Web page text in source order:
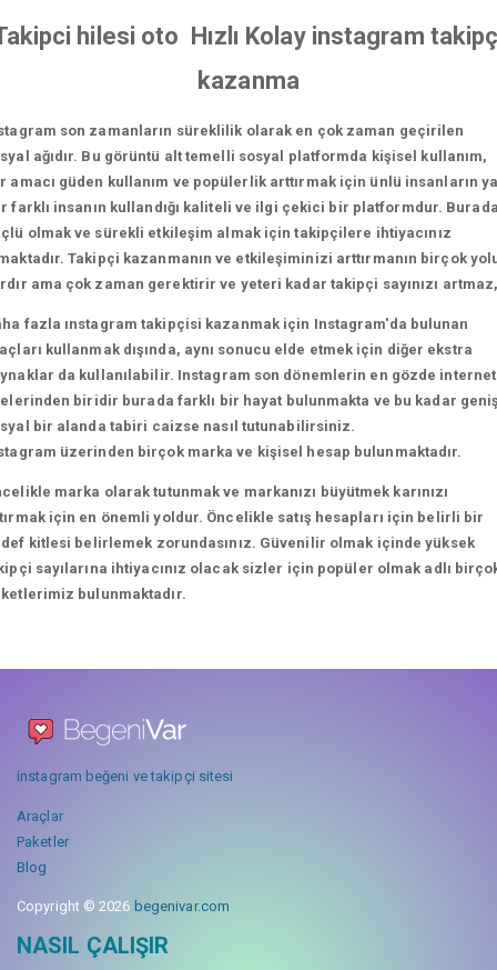
hilesi oto Hızlı Kolay instagram
kazanma
son zamanların süreklilik olarak en çok zaman geçirilen
ağıdır. Bu görüntü alt temelli sosyal platformda kişisel kullanım,
amacı güden kullanım ve popülerlik arttırmak için ünlü insanların
farklı insanın kullandığı kaliteli ve ilgi çekici bir platformdur.
olmak ve sürekli etkileşim almak için takipçilere ihtiyacınız
Takipçi kazanmanın ve etkileşiminizi arttırmanın birçok
ama çok zaman gerektirir ve yeteri kadar takipçi sayınızı
fazla ınstagram takipçisi kazanmak için Instagram'da bulunan
kullanmak dışında, aynı sonucu elde etmek için diğer ekstra
da kullanılabilir. Instagram son dönemlerin en gözde internet
biridir burada farklı bir hayat bulunmakta ve bu kadar
bir alanda tabiri caizse nasıl tutunabilirsiniz.
üzerinden birçok marka ve kişisel hesap bulunmaktadır.
marka olarak tutunmak ve markanızı büyütmek karınızı
için en önemli yoldur. Öncelikle satış hesapları için belirli bir
kitlesi belirlemek zorundasınız. Güvenilir olmak içinde yüksek
sayılarına ihtiyacınız olacak sizler için popüler olmak adlı
bulunmaktadır.
instagram beğeni ve takipçi sitesi
Araçlar
Paketler
Blog
Copyright © 2026 begenivar.com
NASIL ÇALIŞIR